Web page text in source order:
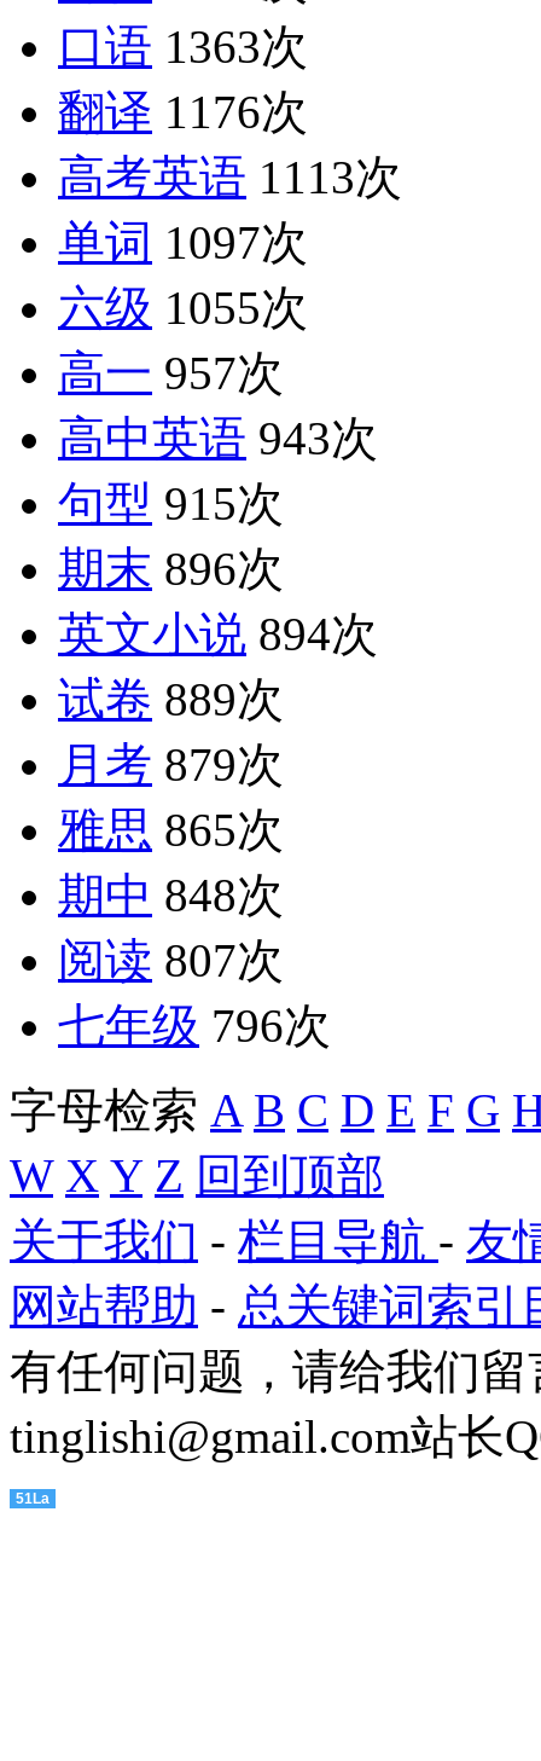
口语 1363次
翻译 1176次
高考英语 1113次
单词 1097次
六级 1055次
高一 957次
高中英语 943次
句型 915次
期末 896次
英文小说 894次
试卷 889次
月考 879次
雅思 865次
期中 848次
阅读 807次
七年级 796次
字母检索 A B C D E F G
W X Y Z 回到顶部
关于我们 - 栏目导航 - 友
网站帮助 - 总关键词索引
有任何问题，请给我们
tinglishi@gmail.com站长
51La